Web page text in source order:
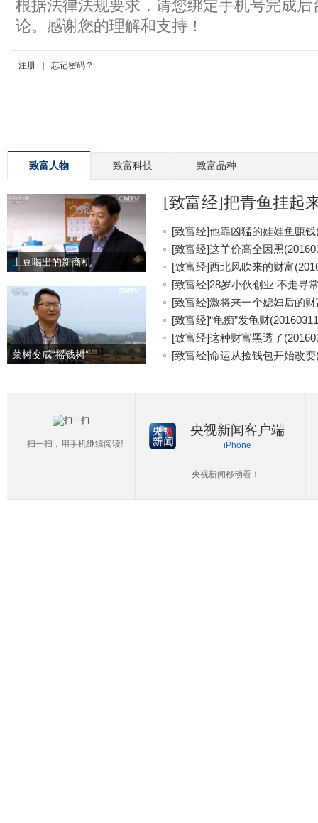
致富人物 致富科技 致富品种
土豆喝出的新商机
菜树变成“摇钱树”
[致富经]把青鱼挂起
[致富经]他靠凶猛的娃娃鱼赚钱
[致富经]这羊价高全因黑
[致富经]西北风吹来的财富
[致富经]28岁小伙创业 不走寻
[致富经]激将来一个媳妇后的
[致富经]“龟痴”发龟财
[致富经]这种财富黑透了
[致富经]命运从捡钱包开始改变
扫一扫，用手机继续阅读!
央视新闻客户端
iPhone
央视新闻移动看！